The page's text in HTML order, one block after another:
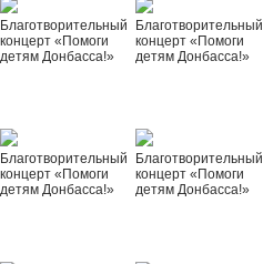
Благотворительный
концерт «Помоги
детям Донбасса!»
Благотворительный
концерт «Помоги
детям Донбасса!»
Благотворительный
концерт «Помоги
детям Донбасса!»
Благотворительный
концерт «Помоги
детям Донбасса!»